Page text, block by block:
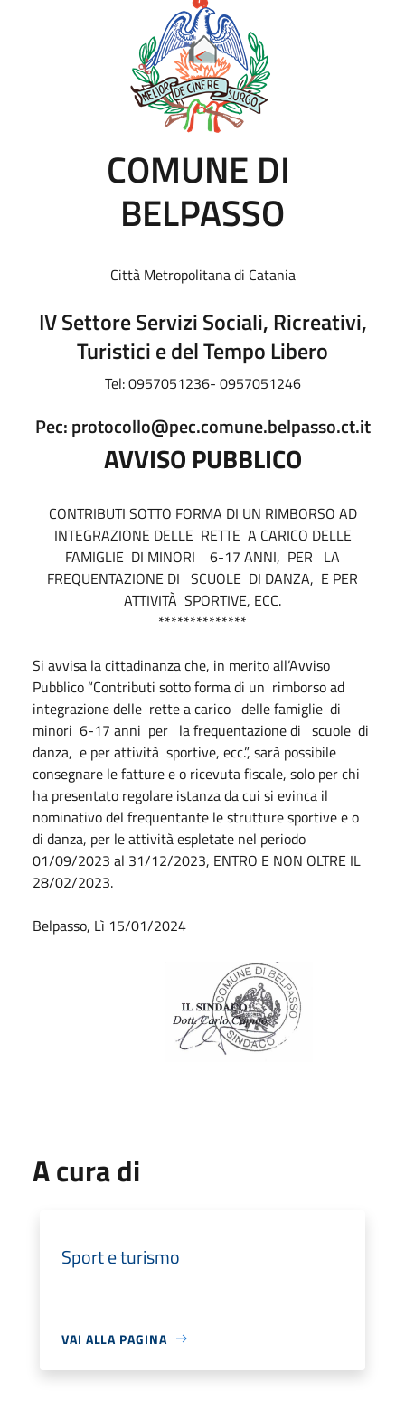
COMUNE DI
BELPASSO
Città Metropolitana di Catania
IV Settore Servizi Sociali, Ricreativi,
Turistici e del Tempo Libero
Tel: 0957051236- 0957051246
Pec: protocollo@pec.comune.belpasso.ct.it
AVVISO PUBBLICO
CONTRIBUTI SOTTO FORMA DI UN RIMBORSO AD
INTEGRAZIONE DELLE RETTE A CARICO DELLE
FAMIGLIE DI MINORI 6-17 ANNI, PER LA
FREQUENTAZIONE DI SCUOLE DI DANZA, E PER
ATTIVITÀ SPORTIVE, ECC.
**************
Si avvisa la cittadinanza che, in merito all’Avviso
Pubblico “Contributi sotto forma di un rimborso ad
integrazione delle rette a carico delle famiglie di
minori 6-17 anni per la frequentazione di scuole di
danza, e per attività sportive, ecc.”, sarà possibile
consegnare le fatture e o ricevuta fiscale, solo per chi
ha presentato regolare istanza da cui si evinca il
nominativo del frequentante le strutture sportive e o
di danza, per le attività espletate nel periodo
01/09/2023 al 31/12/2023, ENTRO E NON OLTRE IL
28/02/2023.
Belpasso, Lì 15/01/2024
A cura di
Sport e turismo
VAI ALLA PAGINA